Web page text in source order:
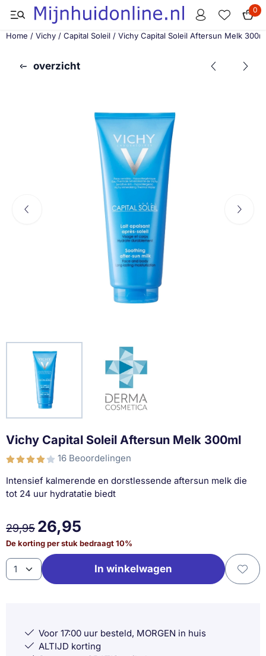
Cookievoorkeuren zijn momenteel gesloten. 0
Home / Vichy / Capital Soleil / Vichy Capital Soleil Aftersun Melk
overzicht
Vichy Capital Soleil Aftersun Melk 300ml
16 Beoordelingen
Intensief kalmerende en dorstlessende aftersun melk die
tot 24 uur hydratatie biedt
29,95 26,95
De korting per stuk bedraagt10%
Aantal In winkelwagen
Voor 17:00 uur besteld, MORGEN in huis
ALTIJD korting